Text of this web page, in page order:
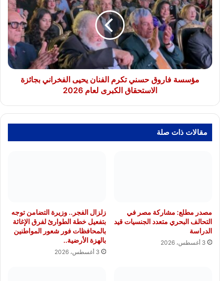
حسني
تكرم
الفنان
يحيى
الفخراني
بجائزة
الاستحقاق
الكبرىمؤسسة فاروق حسني تكرم الفنان يحيى الفخراني بجائزة
الاستحقاق الكبرى لعام 2026
مقالات ذات صلة
مصدر مطلع: مشاركة مصر في
التحالف البحري متعدد الجنسيات قيد
الدراسة
3 أغسطس، 2026
زلزال الفجر.. وزيرة التضامن توجه
بتفعيل خطة الطوارئ لفرق الإغاثة
بالمحافظات فور شعور المواطنين
بالهزة الأرضية..
3 أغسطس، 2026